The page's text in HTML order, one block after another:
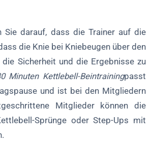
Sie darauf, dass die Trainer auf die
die Knie bei Kniebeugen über den
die Sicherheit und die Ergebnisse zu
Minuten Kettlebell-Beintrainingpasst
und ist bei den Mitgliedern
Mitglieder können die
Sprünge oder Step-Ups mit